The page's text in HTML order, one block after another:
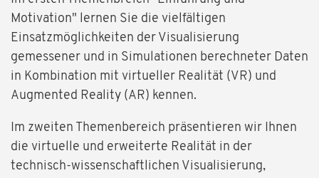
Motivation" lernen Sie die vielfältigen
Einsatzmöglichkeiten der Visualisierung
gemessener und in Simulationen berechneter Daten
in Kombination mit virtueller Realität (VR) und
Augmented Reality (AR) kennen.
Im zweiten Themenbereich präsentieren wir Ihnen
die virtuelle und erweiterte Realität in der
technisch-wissenschaftlichen Visualisierung,